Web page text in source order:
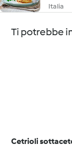
Italia
Ti potrebbe
Cetrioli